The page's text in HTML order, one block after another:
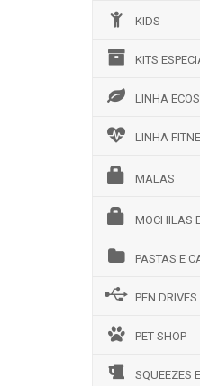
KIDS
KITS
LINHA
LINHA
MALAS
MOCHILAS
PASTAS E
PEN DRIVES
PET SHOP
SQUEEZES